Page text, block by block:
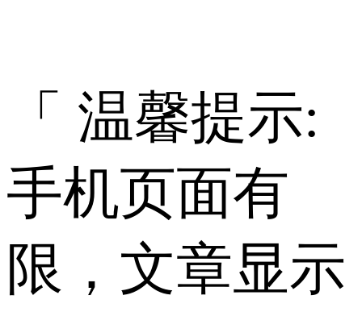
「 温馨提示:
手机页面有
限，文章显示